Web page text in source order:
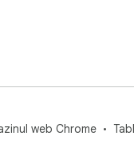
web Chrome